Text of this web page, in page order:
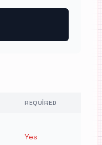
REQUIRED
Yes